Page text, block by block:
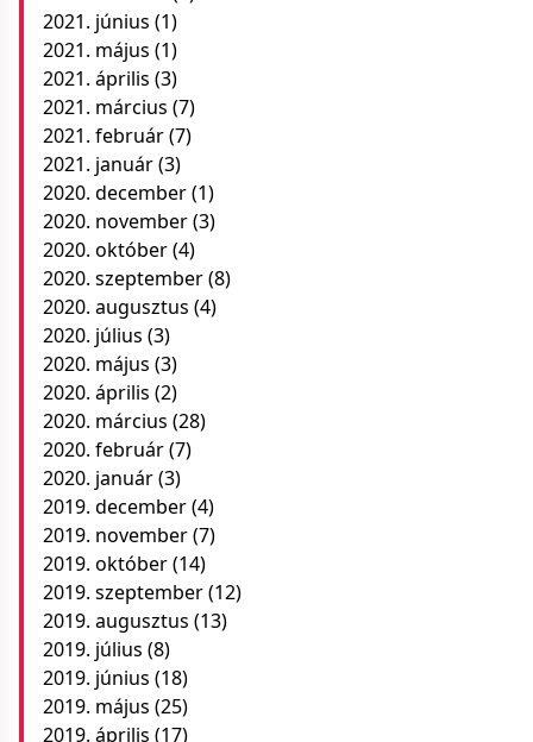
2021. június (1)
2021. május (1)
2021. április (3)
2021. március (7)
2021. február(7)
2021. január(3)
2020. december(1)
2020. november(3)
2020. október(4)
2020. szeptember(8)
2020. augusztus (4)
2020. július (3)
2020. május (3)
2020. április (2)
2020. március (28)
2020. február(7)
2020. január(3)
2019. december(4)
2019. november(7)
2019. október(14)
2019. szeptember(12)
2019. augusztus (13)
2019. július (8)
2019. június (18)
2019. május (25)
2019. április (17)